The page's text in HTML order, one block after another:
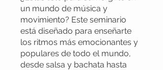
un mundo de música y
movimiento? Este seminario
está diseñado para enseñarte
los ritmos más emocionantes y
populares de todo el mundo,
desde salsa y bachata hasta